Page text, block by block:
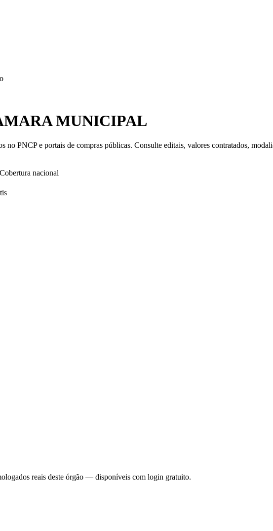
MUNICIPAL
no PNCP e portais de compras públicas. Consulte editais, valores contratados,
Cobertura nacional
reais deste órgão — disponíveis com login gratuito.